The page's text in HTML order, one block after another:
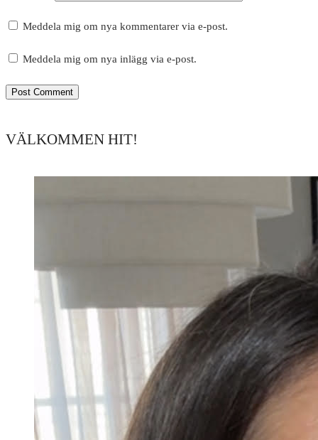
Meddela mig om nya kommentarer via e-post.
Meddela mig om nya inlägg via e-post.
VÄLKOMMEN HIT!